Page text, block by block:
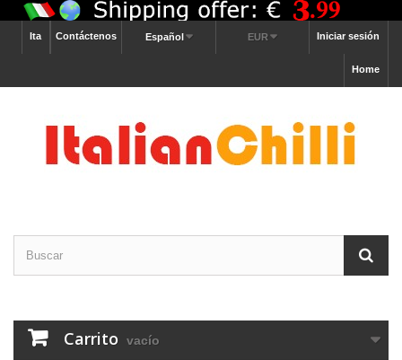
Iniciar sesión
EUR
Español
Contáctenos
Ita
Home
Carrito vacío